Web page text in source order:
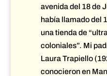
avenida del 18 de
había llamado del
una tienda de
coloniales”. Mi
Laura Trapiello
conocieron en